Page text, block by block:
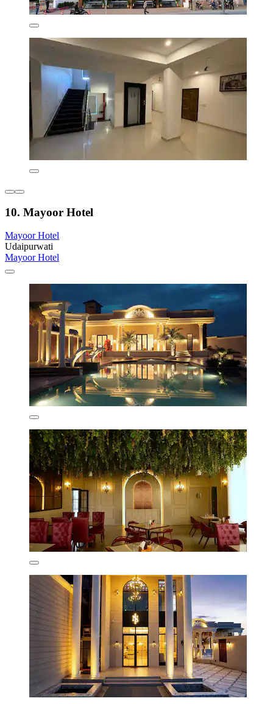
10. Mayoor Hotel
Mayoor Hotel
Udaipurwati
Mayoor Hotel